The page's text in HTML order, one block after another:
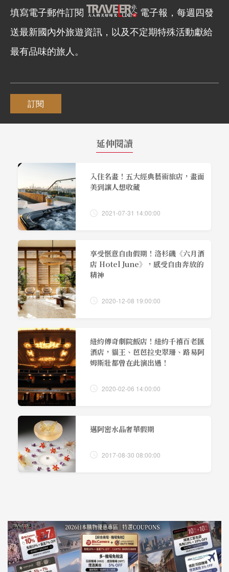
填寫電子郵件訂閱
電子報，每週四發
送最新國內外旅遊資訊，以及不定期特殊活動獻給
最有品味的旅人。
訂閱
延伸閱讀
入住名畫！五大經典藝術旅店，畫面
美到讓人想收藏
2021-07-31 14:00:00
享受愜意自由假期！洛杉磯《六月酒
店 Hotel June》，感受自由奔放的
精神
2020-12-08 19:00:00
紐約傳奇劇院飯店！紐約千禧百老匯
酒店，貓王、芭芭拉史翠珊、路易阿
姆斯壯都曾在此演出過！
2020-02-06 14:00:00
邁阿密水晶奢華假期
2017-08-30 08:00:00